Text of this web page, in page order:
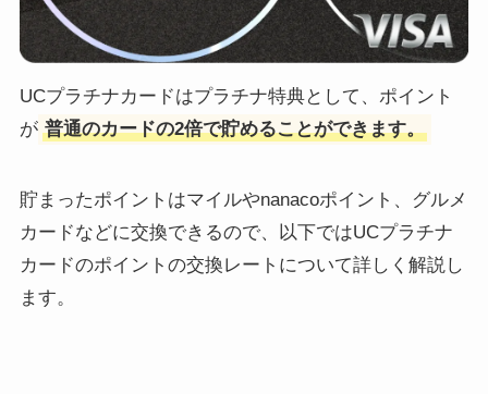
UCプラチナカードはプラチナ特典として、ポイント
が 普通のカードの2倍で貯めることができます。
貯まったポイントはマイルやnanacoポイント、グルメ
カードなどに交換できるので、以下ではUCプラチナ
カードのポイントの交換レートについて詳しく解説し
ます。